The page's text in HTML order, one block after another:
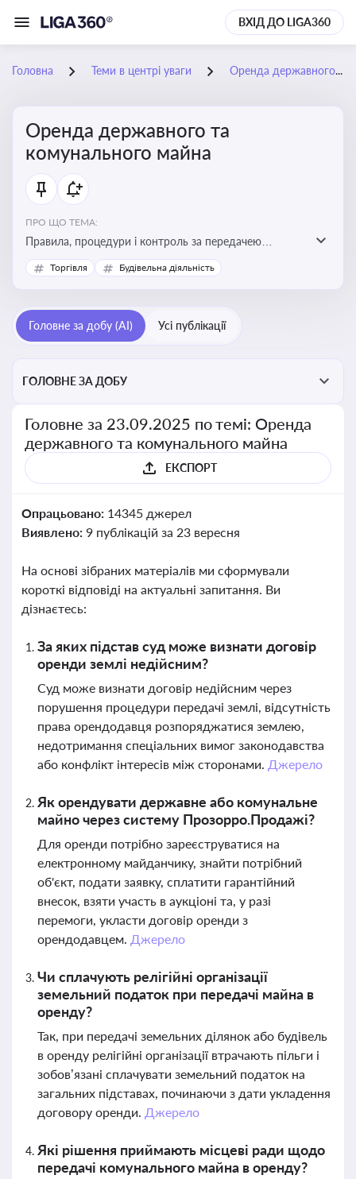
ВХІД ДО LIGA360
Головна Теми в центрі уваги Оренда державного та комунального майна
Оренда державного та
комунального майна
ПРО ЩО ТЕМА:
Правила, процедури і контроль за передачею
державного та комунального майна в оренду. Кейси
використання публічного майна
Торгівля Будівельна діяльність
Головне за добу (AI) Усі публікації
ГОЛОВНЕ ЗА ДОБУ
Головне за 23.09.2025 по темі: Оренда
державного та комунального майна
ЕКСПОРТ
Опрацьовано: 14345 джерел
Виявлено: 9 публікацій за 23 вересня
На основі зібраних матеріалів ми сформували
короткі відповіді на актуальні запитання. Ви
дізнаєтесь:
За яких підстав суд може визнати договір
оренди землі недійсним?
Суд може визнати договір недійсним через
порушення процедури передачі землі, відсутність
права орендодавця розпоряджатися землею,
недотримання спеціальних вимог законодавства
або конфлікт інтересів між сторонами. Джерело
Як орендувати державне або комунальне
майно через систему Прозорро.Продажі?
Для оренди потрібно зареєструватися на
електронному майданчику, знайти потрібний
об'єкт, подати заявку, сплатити гарантійний
внесок, взяти участь в аукціоні та, у разі
перемоги, укласти договір оренди з
орендодавцем. Джерело
Чи сплачують релігійні організації
земельний податок при передачі майна в
оренду?
Так, при передачі земельних ділянок або будівель
в оренду релігійні організації втрачають пільги і
зобов’язані сплачувати земельний податок на
загальних підставах, починаючи з дати укладення
договору оренди. Джерело
Які рішення приймають місцеві ради щодо
передачі комунального майна в оренду?